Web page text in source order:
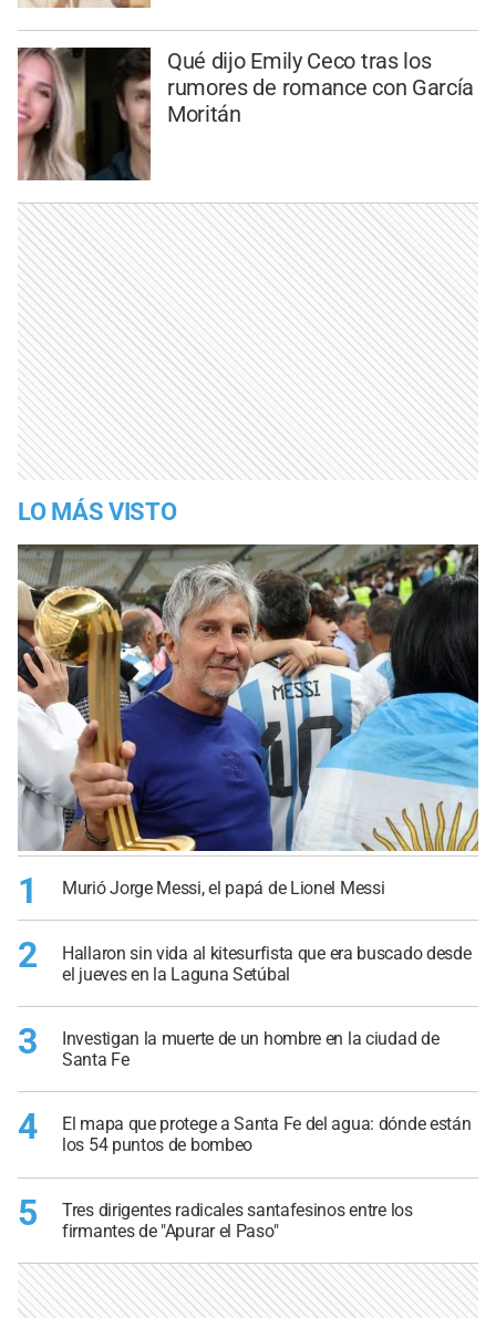
Qué dijo Emily Ceco tras los
rumores de romance con García
Moritán
LO MÁS VISTO
1 Murió Jorge Messi, el papá de Lionel Messi
2
Hallaron sin vida al kitesurfista que era buscado desde
el jueves en la Laguna Setúbal
3
Investigan la muerte de un hombre en la ciudad de
Santa Fe
4
El mapa que protege a Santa Fe del agua: dónde están
los 54 puntos de bombeo
5
Tres dirigentes radicales santafesinos entre los
firmantes de "Apurar el Paso"